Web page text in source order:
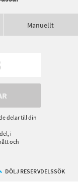
Manuellt
delar till din
i
och
DÖLJ RESERVDELSSÖK